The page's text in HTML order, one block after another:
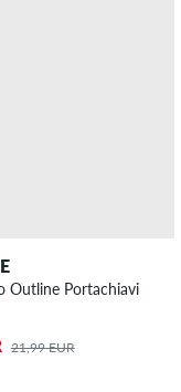
Outline Portachiavi
21,99 EUR